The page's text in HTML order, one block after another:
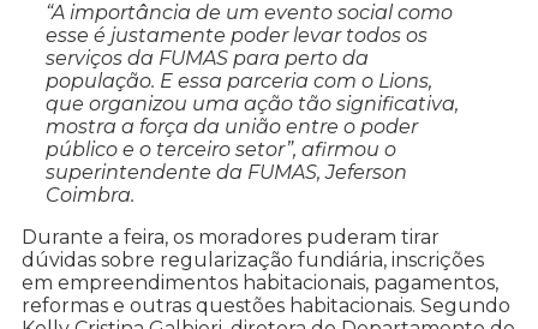
“A importância de um evento social como
esse é justamente poder levar todos os
serviços da FUMAS para perto da
população. E essa parceria com o Lions,
que organizou uma ação tão significativa,
mostra a força da união entre o poder
público e o terceiro setor”, afirmou o
superintendente da FUMAS, Jeferson
Coimbra.
Durante a feira, os moradores puderam tirar
dúvidas sobre regularização fundiária, inscrições
em empreendimentos habitacionais, pagamentos,
reformas e outras questões habitacionais. Segundo